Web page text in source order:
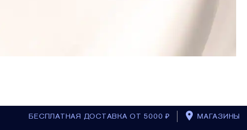
БЕСПЛАТНАЯ ДОСТАВКА ОТ 5000 ₽ МАГАЗИНЫ